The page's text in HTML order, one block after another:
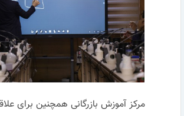
مرکز آموزش بازرگانی همچنین برای